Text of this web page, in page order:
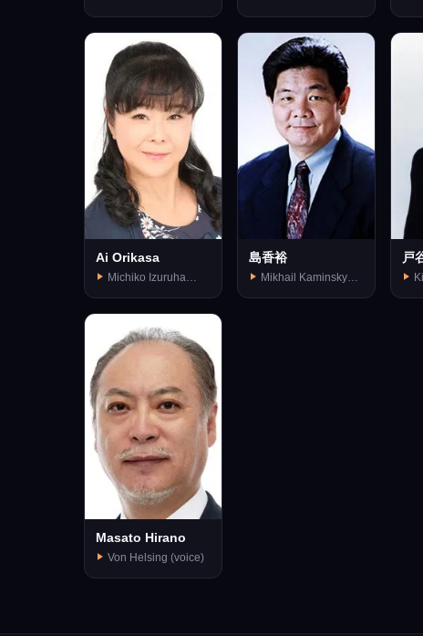
(voice)
(voice)
Ai Orikasa 島香裕 戸
Masato Hirano
Von Helsing (voice)